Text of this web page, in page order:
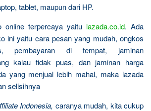
tablet, maupun dari HP.
online terpercaya yaitu lazada.co.id. Ada
ini yaitu cara pesan yang mudah, ongkos
pembayaran di tempat, jaminan
kalau tidak puas, dan jaminan harga
yang menjual lebih mahal, maka lazada
selisihnya
Indonesia, caranya mudah, kita cukup